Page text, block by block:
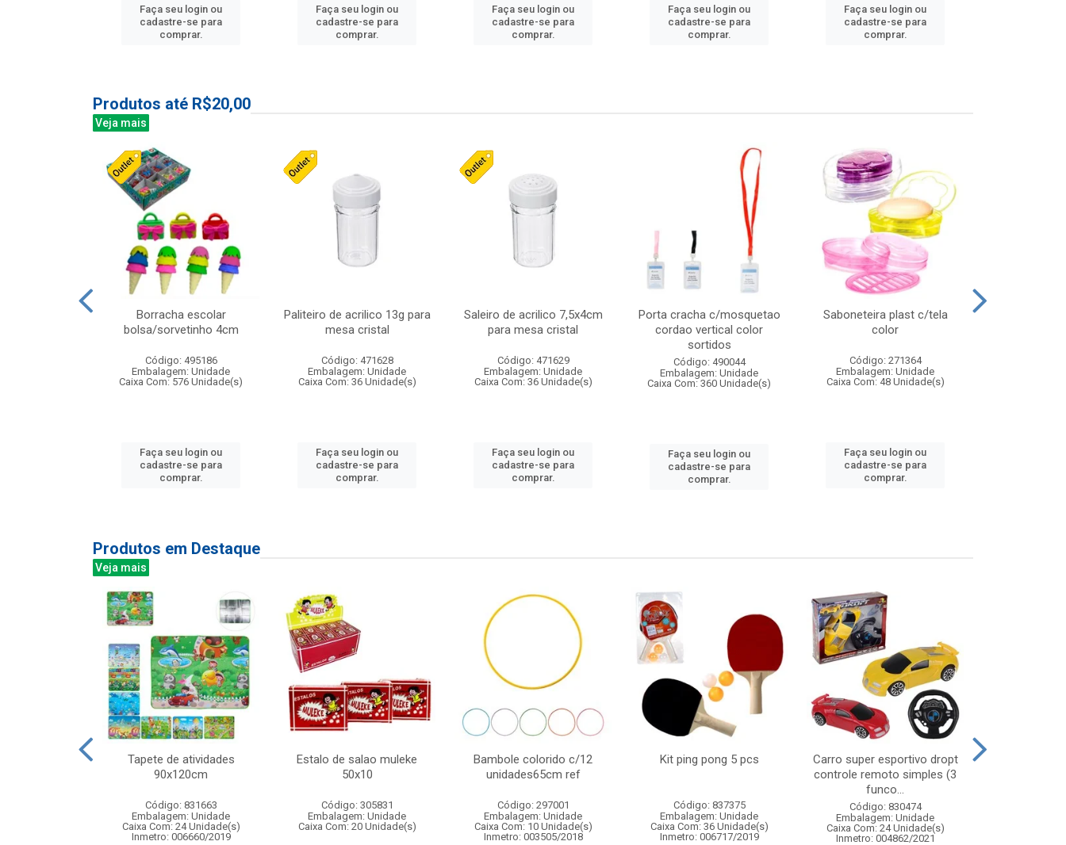
Faça seu login ou
cadastre-se para
comprar.
Faça seu login ou
cadastre-se para
comprar.
Faça seu login ou
cadastre-se para
comprar.
Faça seu login ou
cadastre-se para
comprar.
Faça seu login ou
cadastre-se para
comprar.
Produtos até R$20,00
Veja mais
Borracha escolar
bolsa/sorvetinho 4cm
Código: 495186
Embalagem: Unidade
Caixa Com: 576 Unidade(s)
Faça seu login ou
cadastre-se para
comprar.
Paliteiro de acrilico 13g para
mesa cristal
Código: 471628
Embalagem: Unidade
Caixa Com: 36 Unidade(s)
Faça seu login ou
cadastre-se para
comprar.
Saleiro de acrilico 7,5x4cm
para mesa cristal
Código: 471629
Embalagem: Unidade
Caixa Com: 36 Unidade(s)
Faça seu login ou
cadastre-se para
comprar.
Porta cracha c/mosquetao
cordao vertical color
sortidos
Código: 490044
Embalagem: Unidade
Caixa Com: 360 Unidade(s)
Faça seu login ou
cadastre-se para
comprar.
Saboneteira plast c/tela
color
Código: 271364
Embalagem: Unidade
Caixa Com: 48 Unidade(s)
Faça seu login ou
cadastre-se para
comprar.
Produtos em Destaque
Veja mais
Tapete de atividades
90x120cm
Código: 831663
Embalagem: Unidade
Caixa Com: 24 Unidade(s)
Inmetro: 006660/2019
Estalo de salao muleke
50x10
Código: 305831
Embalagem: Unidade
Caixa Com: 20 Unidade(s)
Bambole colorido c/12
unidades65cm ref
Código: 297001
Embalagem: Unidade
Caixa Com: 10 Unidade(s)
Inmetro: 003505/2018
Kit ping pong 5 pcs
Código: 837375
Embalagem: Unidade
Caixa Com: 36 Unidade(s)
Inmetro: 006717/2019
Carro super esportivo dropt
controle remoto simples (3
funco...
Código: 830474
Embalagem: Unidade
Caixa Com: 24 Unidade(s)
Inmetro: 004862/2021